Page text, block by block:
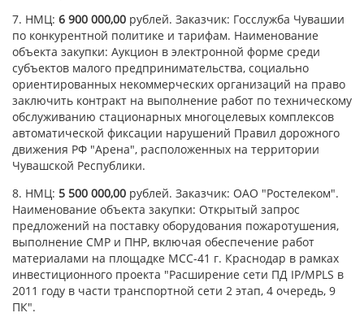
7. НМЦ: 6 900 000,00 рублей. Заказчик: Госслужба Чувашии
по конкурентной политике и тарифам. Наименование
объекта закупки: Аукцион в электронной форме среди
субъектов малого предпринимательства, социально
ориентированных некоммерческих организаций на право
заключить контракт на выполнение работ по техническому
обслуживанию стационарных многоцелевых комплексов
автоматической фиксации нарушений Правил дорожного
движения РФ "Арена", расположенных на территории
Чувашской Республики.
8. НМЦ: 5 500 000,00 рублей. Заказчик: ОАО "Ростелеком".
Наименование объекта закупки: Открытый запрос
предложений на поставку оборудования пожаротушения,
выполнение СМР и ПНР, включая обеспечение работ
материалами на площадке МСС-41 г. Краснодар в рамках
инвестиционного проекта "Расширение сети ПД IP/MPLS в
2011 году в части транспортной сети 2 этап, 4 очередь, 9
ПК".